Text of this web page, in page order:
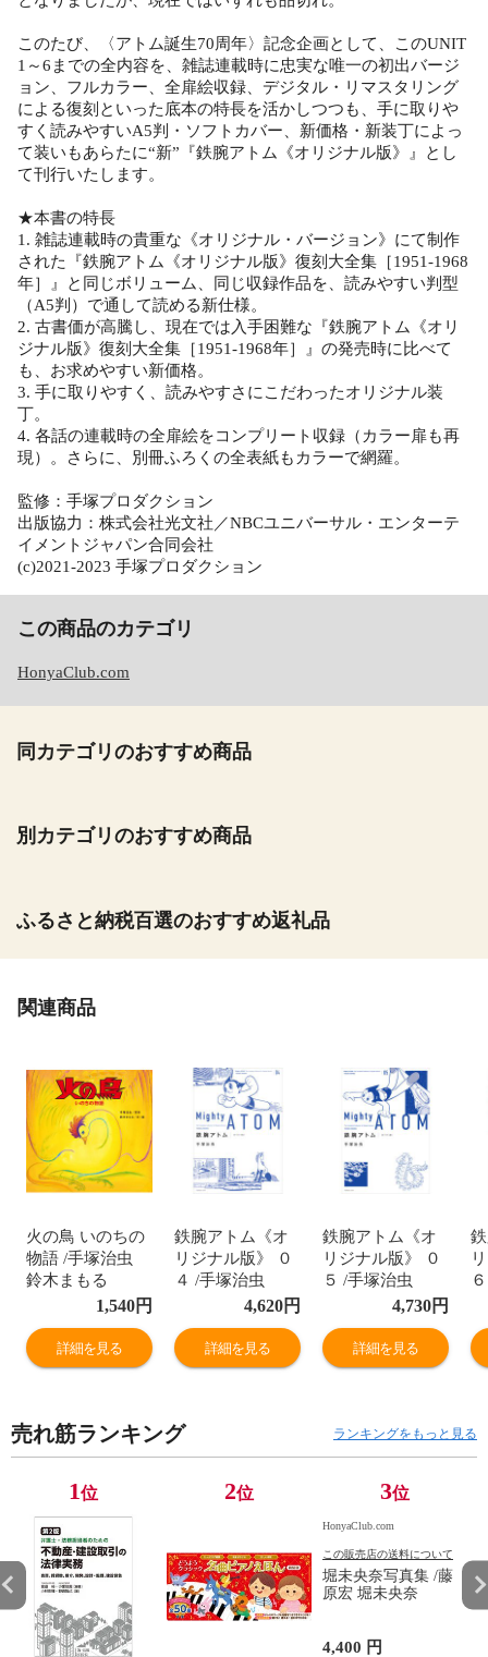
このたび、〈アトム誕生70周年〉記念企画として、このUNIT
1～6までの全内容を、雑誌連載時に忠実な唯一の初出バージ
ョン、フルカラー、全扉絵収録、デジタル・リマスタリング
による復刻といった底本の特長を活かしつつも、手に取りや
すく読みやすいA5判・ソフトカバー、新価格・新装丁によっ
て装いもあらたに“新”『鉄腕アトム《オリジナル版》』とし
て刊行いたします。
★本書の特長
1. 雑誌連載時の貴重な《オリジナル・バージョン》にて制作
された『鉄腕アトム《オリジナル版》復刻大全集［1951-1968
年］』と同じボリューム、同じ収録作品を、読みやすい判型
（A5判）で通して読める新仕様。
2. 古書価が高騰し、現在では入手困難な『鉄腕アトム《オリ
ジナル版》復刻大全集［1951-1968年］』の発売時に比べて
も、お求めやすい新価格。
3. 手に取りやすく、読みやすさにこだわったオリジナル装
丁。
4. 各話の連載時の全扉絵をコンプリート収録（カラー扉も再
現）。さらに、別冊ふろくの全表紙もカラーで網羅。
監修：手塚プロダクション
出版協力：株式会社光文社／NBCユニバーサル・エンターテ
イメントジャパン合同会社
(c)2021-2023 手塚プロダクション
この商品のカテゴリ
HonyaClub.com
同カテゴリのおすすめ商品
別カテゴリのおすすめ商品
ふるさと納税百選のおすすめ返礼品
関連商品
火の鳥 いのちの
物語 /手塚治虫
鈴木まもる
1,540円
詳細を見る
鉄腕アトム《オ
リジナル版》 ０
４ /手塚治虫
4,620円
詳細を見る
鉄腕アトム《オ
リジナル版》 ０
５ /手塚治虫
4,730円
詳細を見る
売れ筋ランキング ランキングをもっと見る
1位 2位 3位
HonyaClub.com
この販売店の送料について
堀未央奈写真集 /藤
原宏 堀未央奈
4,400 円